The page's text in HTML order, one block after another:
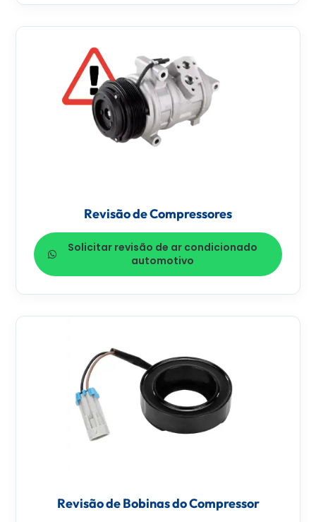
Revisão de Compressores
Solicitar revisão de ar condicionado
automotivo
Revisão de Bobinas do Compressor